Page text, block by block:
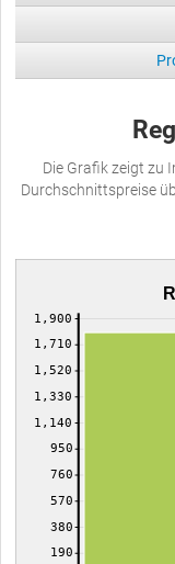
Die Grafik zeigt zu
Durchschnittspreise
190
380
570
760
950
1,140
1,330
1,520
1,710
1,900